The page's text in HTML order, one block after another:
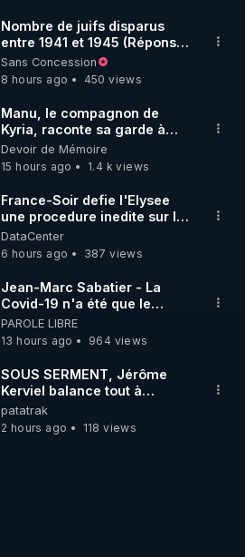
Nombre de juifs disparus
entre 1941 et 1945 (Réponse
à mes accusateurs)
Sans Concession
8 hours ago
450 views
Manu, le compagnon de
Kyria, raconte sa garde à
vue musclée. PARTAGEZ!
Devoir de Mémoire
15 hours ago
1.4 k views
France-Soir defie l'Elysee
une procedure inedite sur la
sante du president - Nexus
DataCenter
6 hours ago
387 views
Jean-Marc Sabatier - La
Covid-19 n'a été que le
début - L'ARNm & l'ARNm-aa
jusqu où auront-t-il ?
PAROLE LIBRE
13 hours ago
964 views
SOUS SERMENT, Jérôme
Kerviel balance tout à
l'Assemblée !
patatrak
2 hours ago
118 views